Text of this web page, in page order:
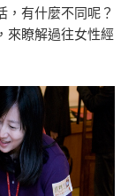
，有什麼不同呢？
來瞭解過往女性經